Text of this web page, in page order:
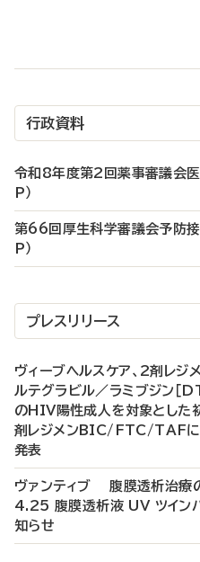
行政資料
令和8年度第2回薬事審議会
P）
第66回厚生科学審議会予防接
P）
プレスリリース
ヴィーブヘルスケア、2剤レジ
ルテグラビル／ラミブジン［
のHIV陽性成人を対象とした
剤レジメンBIC/FTC/TAFに
発表
ヴァンティブ 腹膜透析治療
4.25 腹膜透析液 UV ツイン
知らせ